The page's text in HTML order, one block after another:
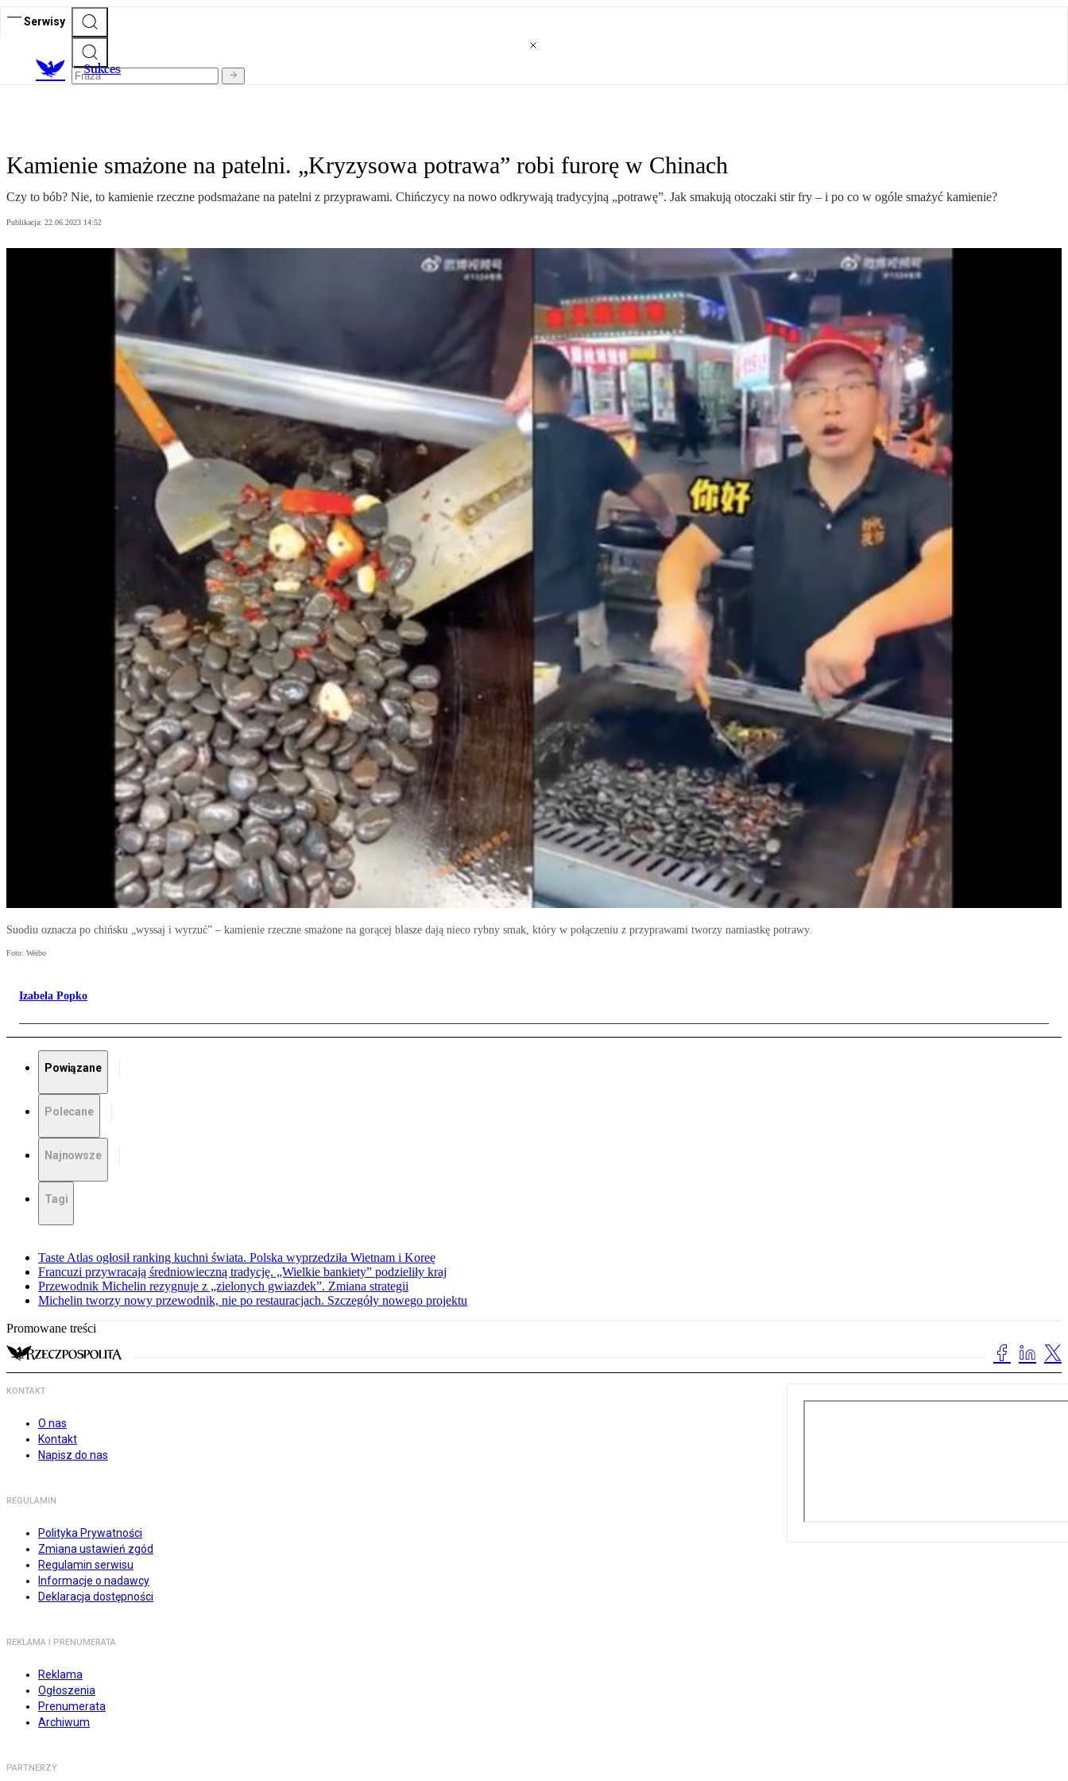
Serwisy
Sukces
Kamienie smażone na patelni. „Kryzysowa potrawa” robi furorę w Chinach
Czy to bób? Nie, to kamienie rzeczne podsmażane na patelni z przyprawami. Chińczycy na nowo odkrywają tradycyjną „potrawę”. Jak smakują otoczaki stir fry – i po co w ogóle smażyć kamienie?
Publikacja: 22.06.2023 14:52
Suodiu oznacza po chińsku „wyssaj i wyrzuć” – kamienie rzeczne smażone na gorącej blasze dają nieco rybny smak, który w połączeniu z przyprawami tworzy namiastkę potrawy.
Foto: Weibo
Izabela Popko
Powiązane
Polecane
Najnowsze
Tagi
Taste Atlas ogłosił ranking kuchni świata. Polska wyprzedziła Wietnam i Koreę
Francuzi przywracają średniowieczną tradycję. „Wielkie bankiety” podzieliły kraj
Przewodnik Michelin rezygnuje z „zielonych gwiazdek”. Zmiana strategii
Michelin tworzy nowy przewodnik, nie po restauracjach. Szczegóły nowego projektu
Promowane treści
KONTAKT
O nas
Kontakt
Napisz do nas
REGULAMIN
Polityka Prywatności
Zmiana ustawień zgód
Regulamin serwisu
Informacje o nadawcy
Deklaracja dostępności
REKLAMA I PRENUMERATA
Reklama
Ogłoszenia
Prenumerata
Archiwum
PARTNERZY